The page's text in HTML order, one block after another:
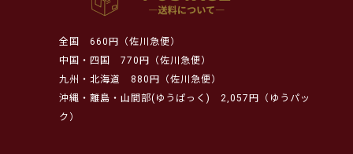
全国
660円（佐川急便）
中国・四国
770円（佐川急便）
九州・北海道
880円（佐川急便）
沖縄・離島・山間部(ゆうぱっく)
2,057円（ゆうパッ
ク）